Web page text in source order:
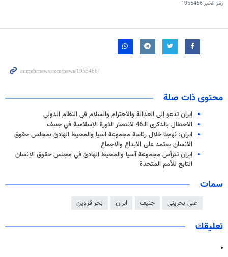
رمز الخبر1955466
محتوى ذات صلة
إيران تدعو إلى العدالة والاحترام والسلام في النظام الدولي
الاحتفال بالذكرى الـ46 لانتصار الثورة الإسلامية في جنيف
ايران: نهجنا خلال رئاسة مجموعة اسيا والمحيط الهادئ بمجلس حقوق
الانسان يعتمد على الابداع والاجماع
إيران تترأس مجموعة آسيا والمحيط الهادئ في مجلس حقوق الإنسان
التابع للأمم المتحدة
سمات
علی بحرینی جنيف ايران بحر قزوين
تعليقك